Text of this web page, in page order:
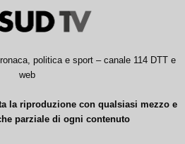
politica e sport – canale 114 DTT e
web
la riproduzione con qualsiasi mezzo e
parziale di ogni contenuto